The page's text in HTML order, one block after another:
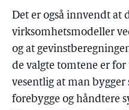
Det er også innvendt at
virksomhetsmodeller
og at
de valgte tomtene er for
vesentlig at man bygger
forebygge og håndtere